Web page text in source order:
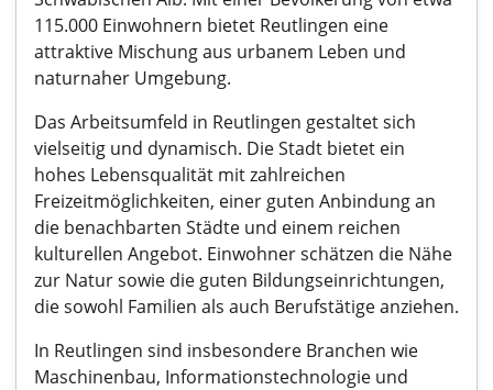
115.000 Einwohnern bietet Reutlingen eine
attraktive Mischung aus urbanem Leben und
naturnaher Umgebung.
Das Arbeitsumfeld in Reutlingen gestaltet sich
vielseitig und dynamisch. Die Stadt bietet ein
hohes Lebensqualität mit zahlreichen
Freizeitmöglichkeiten, einer guten Anbindung an
die benachbarten Städte und einem reichen
kulturellen Angebot. Einwohner schätzen die Nähe
zur Natur sowie die guten Bildungseinrichtungen,
die sowohl Familien als auch Berufstätige anziehen.
In Reutlingen sind insbesondere Branchen wie
Maschinenbau, Informationstechnologie und